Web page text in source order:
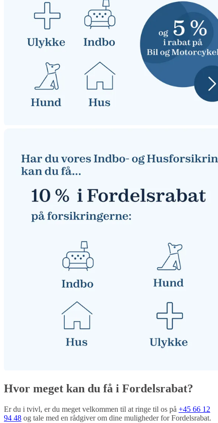
Hvor meget kan du få i Fordelsrabat?
Er du i tvivl, er du meget velkommen til at ringe til os på +45 66 12
94 48 og tale med en rådgiver om dine muligheder for Fordelsrabat.